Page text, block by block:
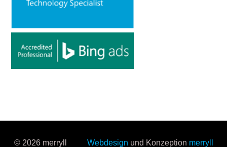
© 2026 merryll Webdesign und Konzeption merryll